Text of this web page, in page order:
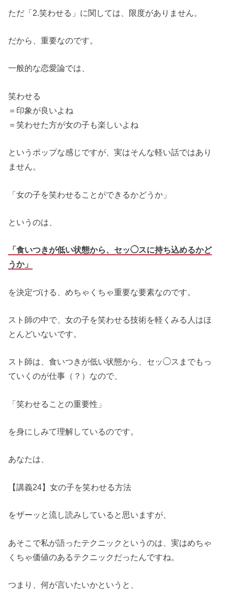
ただ「2.笑わせる」に関しては、限度がありません。
だから、重要なのです。
一般的な恋愛論では、
笑わせる
＝印象が良いよね
＝笑わせた方が女の子も楽しいよね
というポップな感じですが、実はそんな軽い話ではあり
ません。
「女の子を笑わせることができるかどうか」
というのは、
「食いつきが低い状態から、セッ◯スに持ち込めるかど
うか」
を決定づける、めちゃくちゃ重要な要素なのです。
スト師の中で、女の子を笑わせる技術を軽くみる人はほ
とんどいないです。
スト師は、食いつきが低い状態から、セッ◯スまでもっ
ていくのが仕事（？）なので、
「笑わせることの重要性」
を身にしみて理解しているのです。
あなたは、
【講義24】女の子を笑わせる方法
をザーッと流し読みしていると思いますが、
あそこで私が語ったテクニックというのは、実はめちゃ
くちゃ価値のあるテクニックだったんですね。
つまり、何が言いたいかというと、